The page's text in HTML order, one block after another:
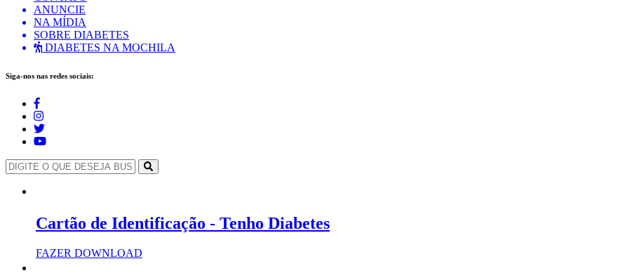
ANUNCIE
NA MÍDIA
SOBRE DIABETES
DIABETES NA MOCHILA
Siga-nos nas redes sociais:
Cartão de Identificação - Tenho Diabetes
FAZER DOWNLOAD